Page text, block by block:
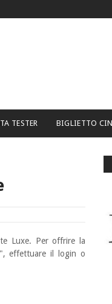
TESTER BIGLIETTO
Luxe. Per offrire la
effettuare il login o